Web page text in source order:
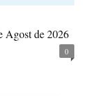
Agost de 2026
0